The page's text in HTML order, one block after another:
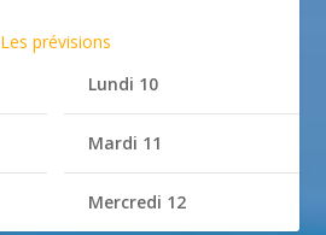
Les prévisions
Lundi 10
Mardi 11
Mercredi 12